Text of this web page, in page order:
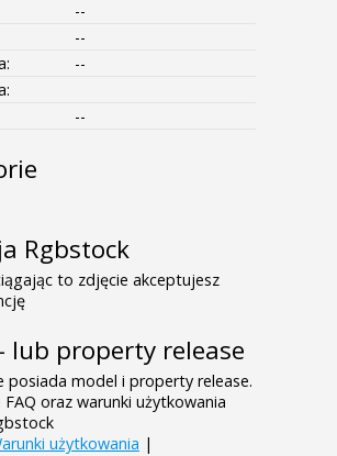
--
--
--
--
Rgbstock
to zdjęcie akceptujesz
lub property release
posiada model i property release.
FAQ oraz warunki użytkowania
użytkowania |